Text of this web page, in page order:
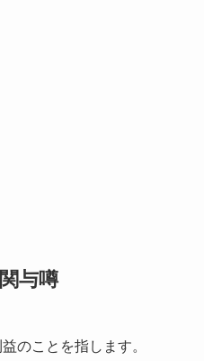
与噂
のことを指します。